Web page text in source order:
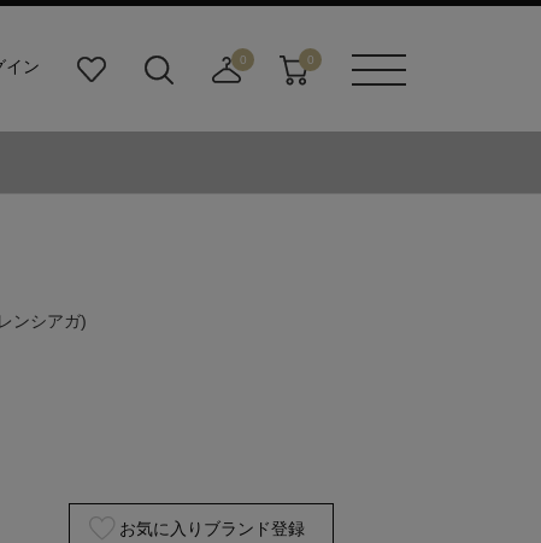
イン
り
ダ
0
寄
0
ンシアガ)
お気に入りブランド登録